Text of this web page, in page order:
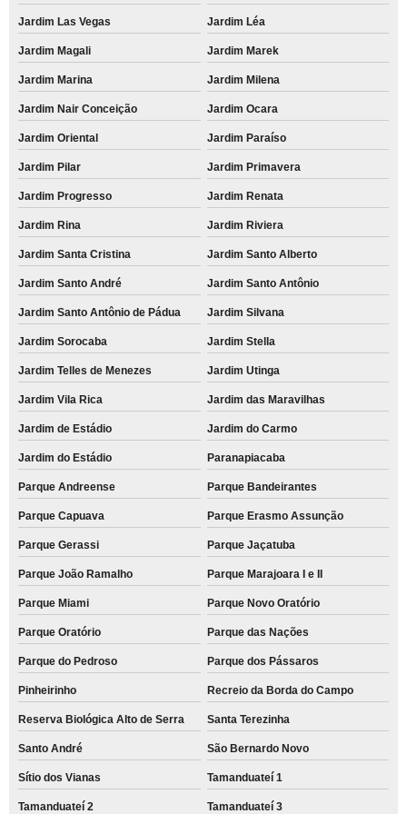
Jardim Las Vegas Jardim Léa
Jardim Magali Jardim Marek
Jardim Marina Jardim Milena
Jardim Nair Conceição Jardim Ocara
Jardim Oriental Jardim Paraíso
Jardim Pilar Jardim Primavera
Jardim Progresso Jardim Renata
Jardim Rina Jardim Riviera
Jardim Santa Cristina Jardim Santo Alberto
Jardim Santo André Jardim Santo Antônio
Jardim Santo Antônio de Pádua Jardim Silvana
Jardim Sorocaba Jardim Stella
Jardim Telles de Menezes Jardim Utinga
Jardim Vila Rica Jardim das Maravilhas
Jardim de Estádio Jardim do Carmo
Jardim do Estádio Paranapiacaba
Parque Andreense Parque Bandeirantes
Parque Capuava Parque Erasmo Assunção
Parque Gerassi Parque Jaçatuba
Parque João Ramalho Parque Marajoara I e II
Parque Miami Parque Novo Oratório
Parque Oratório Parque das Nações
Parque do Pedroso Parque dos Pássaros
Pinheirinho Recreio da Borda do Campo
Reserva Biológica Alto de Serra Santa Terezinha
Santo André São Bernardo Novo
Sítio dos Vianas Tamanduateí 1
Tamanduateí 2 Tamanduateí 3